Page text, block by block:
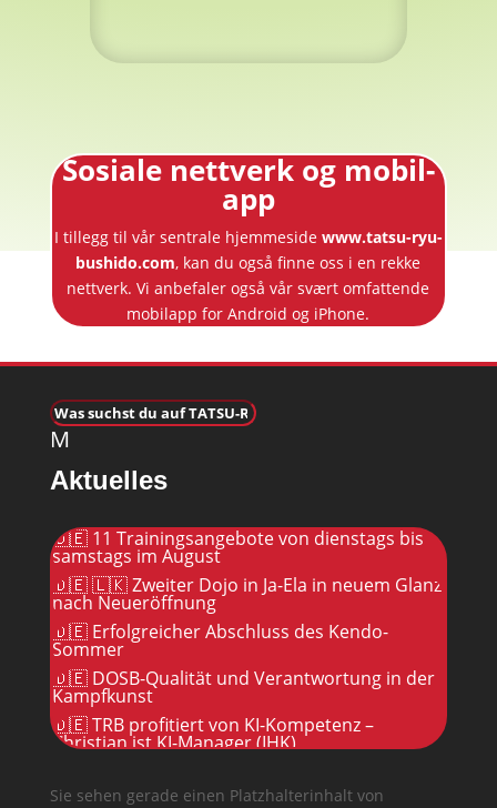
Sosiale nettverk og mobil-
app
I tillegg til vår sentrale hjemmeside www.tatsu-ryu-
bushido.com, kan du også finne oss i en rekke
nettverk. Vi anbefaler også vår svært omfattende
mobilapp for Android og iPhone.
M
Aktuelles
🇩🇪 11 Trainingsangebote von dienstags bis
samstags im August
🇩🇪 🇱🇰 Zweiter Dojo in Ja-Ela in neuem Glanz
nach Neueröffnung
🇩🇪 Erfolgreicher Abschluss des Kendo-
Sommer
🇩🇪 DOSB-Qualität und Verantwortung in der
Kampfkunst
🇩🇪 TRB profitiert von KI-Kompetenz –
Christian ist KI-Manager (IHK)
Sie sehen gerade einen Platzhalterinhalt von